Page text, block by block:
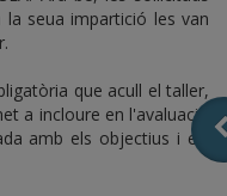
seua impartició les van
que acull el taller,
a incloure en l'avaluació
amb els objectius i els